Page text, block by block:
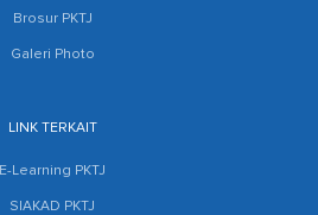
Brosur PKTJ
Galeri Photo
LINK TERKAIT
E-Learning PKTJ
SIAKAD PKTJ